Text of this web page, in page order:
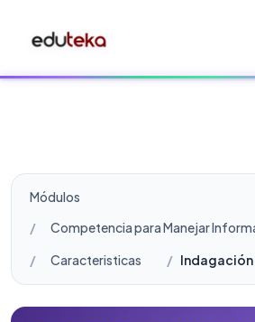
Módulos
Competencia para Manejar
Caracteristicas